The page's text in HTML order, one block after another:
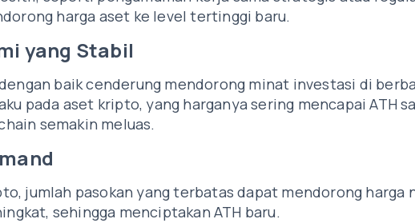
harga aset ke level tertinggi baru.
yang Stabil
baik cenderung mendorong minat investasi di
pada aset kripto, yang harganya sering mencapai ATH
semakin meluas.
jumlah pasokan yang terbatas dapat mendorong harga
sehingga menciptakan ATH baru.